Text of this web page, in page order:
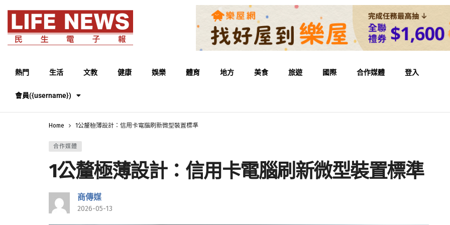
熱門 生活 文教 健康 娛樂 體育 地方 美食 旅遊 國際 合作媒體 登入
會員({username})
Home 1公釐極薄設計：信用卡電腦刷新微型裝置標準
合作媒體
1公釐極薄設計：信用卡電腦刷新微型裝置標準
商傳媒
2026-05-13